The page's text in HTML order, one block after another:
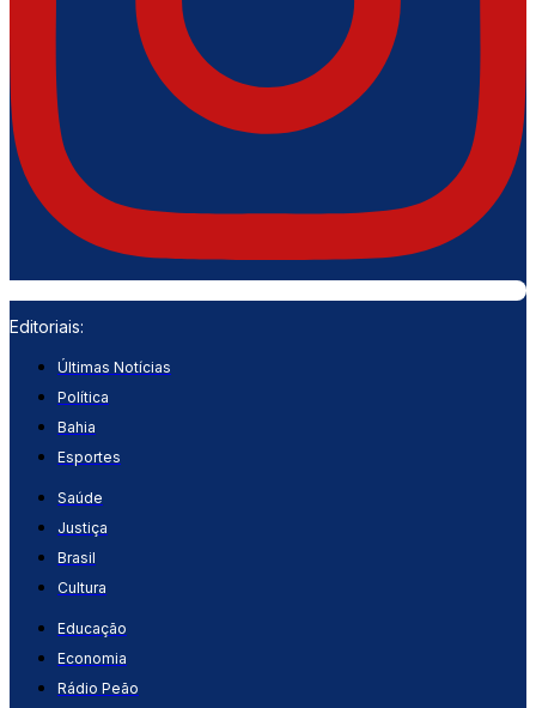
Editoriais:
Últimas Notícias
Política
Bahia
Esportes
Saúde
Justiça
Brasil
Cultura
Educação
Economia
Rádio Peão